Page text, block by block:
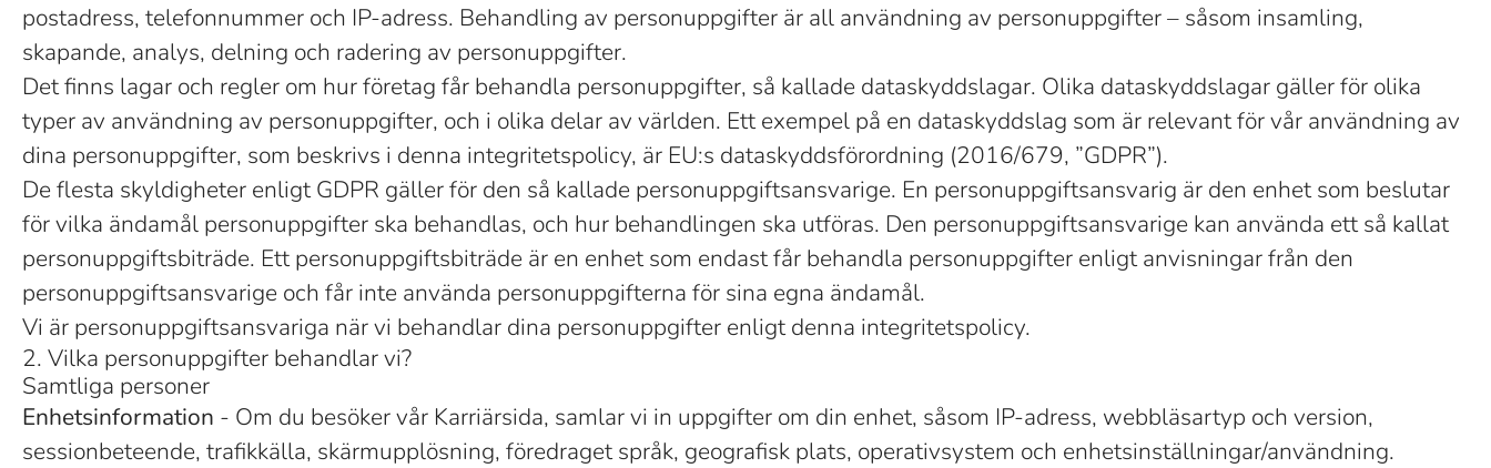
postadress, telefonnummer och IP-adress. Behandling av personuppgifter är all användning av personuppgifter – såsom insamling,
skapande, analys, delning och radering av personuppgifter.
Det finns lagar och regler om hur företag får behandla personuppgifter, så kallade dataskyddslagar. Olika dataskyddslagar gäller för olika
typer av användning av personuppgifter, och i olika delar av världen. Ett exempel på en dataskyddslag som är relevant för vår användning av
dina personuppgifter, som beskrivs i denna integritetspolicy, är EU:s dataskyddsförordning (2016/679, ”GDPR”).
De flesta skyldigheter enligt GDPR gäller för den så kallade personuppgiftsansvarige. En personuppgiftsansvarig är den enhet som beslutar
för vilka ändamål personuppgifter ska behandlas, och hur behandlingen ska utföras. Den personuppgiftsansvarige kan använda ett så kallat
personuppgiftsbiträde. Ett personuppgiftsbiträde är en enhet som endast får behandla personuppgifter enligt anvisningar från den
personuppgiftsansvarige och får inte använda personuppgifterna för sina egna ändamål.
Vi är personuppgiftsansvariga när vi behandlar dina personuppgifter enligt denna integritetspolicy.
2. Vilka personuppgifter behandlar vi?
Samtliga personer
Enhetsinformation - Om du besöker vår Karriärsida, samlar vi in uppgifter om din enhet, såsom IP-adress, webbläsartyp och version,
sessionbeteende, trafikkälla, skärmupplösning, föredraget språk, geografisk plats, operativsystem och enhetsinställningar/användning.